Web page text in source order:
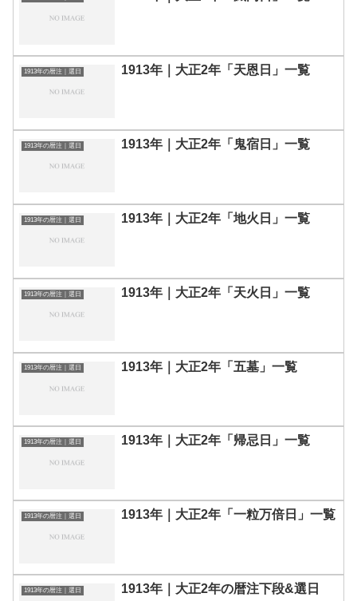
1913年の暦注｜選日 1913年｜大正2年「天恩日」一覧
1913年の暦注｜選日 1913年｜大正2年「鬼宿日」一覧
1913年の暦注｜選日 1913年｜大正2年「地火日」一覧
1913年の暦注｜選日 1913年｜大正2年「天火日」一覧
1913年の暦注｜選日 1913年｜大正2年「五墓」一覧
1913年の暦注｜選日 1913年｜大正2年「帰忌日」一覧
1913年の暦注｜選日 1913年｜大正2年「一粒万倍日」一覧
1913年の暦注｜選日 1913年｜大正2年の暦注下段&選日